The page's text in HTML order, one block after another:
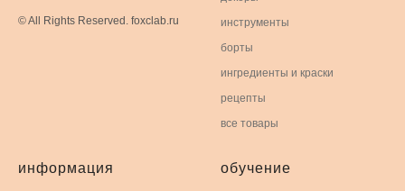
© All Rights Reserved. foxclab.ru
инструменты
борты
ингредиенты и краски
рецепты
все товары
информация обучение